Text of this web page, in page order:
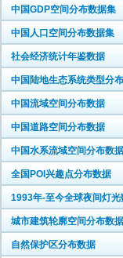
中国GDP空间分布数据集
中国人口空间分布数据集
社会经济统计年鉴数据
中国陆地生态系统类型分
中国流域空间分布数据
中国道路空间分布数据
中国水系流域空间分布数
全国POI兴趣点分布数据
1993年-至今全球夜间灯光
城市建筑轮廓空间分布数据
自然保护区分布数据